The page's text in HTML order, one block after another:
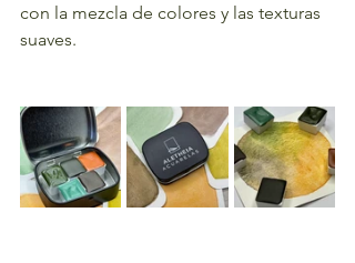
con la mezcla de colores y las texturas
suaves.